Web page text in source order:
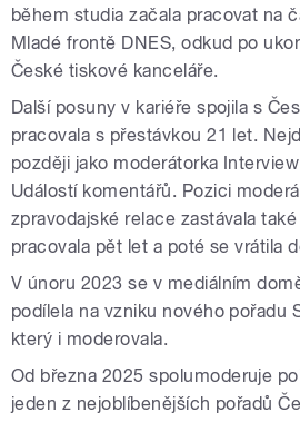
během studia začala pracovat na
Mladé frontě DNES, odkud po
České tiskové kanceláře.
Další posuny v kariéře spojila s
pracovala s přestávkou 21 let.
později jako moderátorka
Událostí komentářů. Pozici
zpravodajské relace zastávala
pracovala pět let a poté se vrátila
V únoru 2023 se v mediálním
podílela na vzniku nového pořadu
který i moderovala.
Od března 2025 spolumoderuje
jeden z nejoblíbenějších pořadů